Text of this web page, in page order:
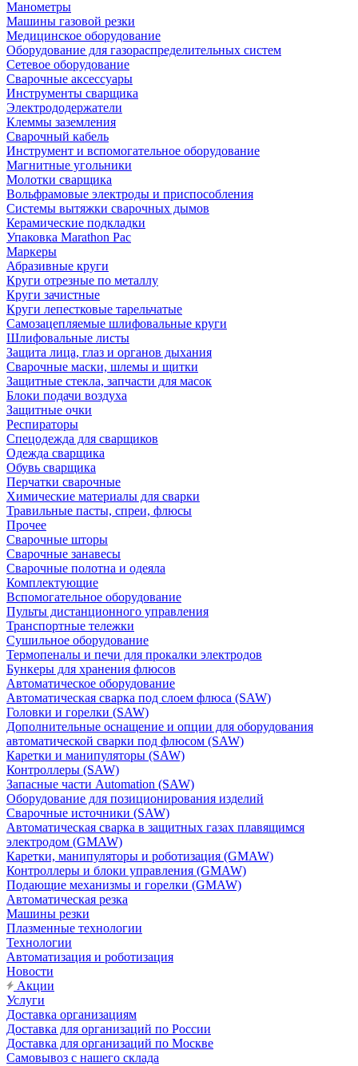
Манометры
Машины газовой резки
Медицинское оборудование
Оборудование для газораспределительных систем
Сетевое оборудование
Сварочные аксессуары
Инструменты сварщика
Электрододержатели
Клеммы заземления
Сварочный кабель
Инструмент и вспомогательное оборудование
Магнитные угольники
Молотки сварщика
Вольфрамовые электроды и приспособления
Системы вытяжки сварочных дымов
Керамические подкладки
Упаковка Marathon Pac
Маркеры
Абразивные круги
Круги отрезные по металлу
Круги зачистные
Круги лепестковые тарельчатые
Самозацепляемые шлифовальные круги
Шлифовальные листы
Защита лица, глаз и органов дыхания
Сварочные маски, шлемы и щитки
Защитные стекла, запчасти для масок
Блоки подачи воздуха
Защитные очки
Респираторы
Спецодежда для сварщиков
Одежда сварщика
Обувь сварщика
Перчатки сварочные
Химические материалы для сварки
Травильные пасты, спреи, флюсы
Прочее
Сварочные шторы
Сварочные занавесы
Сварочные полотна и одеяла
Комплектующие
Вспомогательное оборудование
Пульты дистанционного управления
Транспортные тележки
Сушильное оборудование
Термопеналы и печи для прокалки электродов
Бункеры для хранения флюсов
Автоматическое оборудование
Автоматическая сварка под слоем флюса (SAW)
Головки и горелки (SAW)
Дополнительные оснащение и опции для оборудования
автоматической сварки под флюсом (SAW)
Каретки и манипуляторы (SAW)
Контроллеры (SAW)
Запасные части Automation (SAW)
Оборудование для позиционирования изделий
Сварочные источники (SAW)
Автоматическая сварка в защитных газах плавящимся
электродом (GMAW)
Каретки, манипуляторы и роботизация (GMAW)
Контроллеры и блоки управления (GMAW)
Подающие механизмы и горелки (GMAW)
Автоматическая резка
Машины резки
Плазменные технологии
Технологии
Автоматизация и роботизация
Новости
Акции
Услуги
Доставка организациям
Доставка для организаций по России
Доставка для организаций по Москве
Самовывоз с нашего склада